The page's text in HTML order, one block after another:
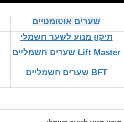
שערים אוטומטיים
תיקון מנוע לשער חשמלי
Lift Master שערים חשמליים
BFT שערים חשמליים